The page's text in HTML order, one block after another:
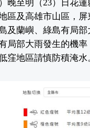
晚至明（23）日花
區及高雄市山區，
及蘭嶼、綠島有局
局部大雨發生的機
窪地區請慎防積淹水